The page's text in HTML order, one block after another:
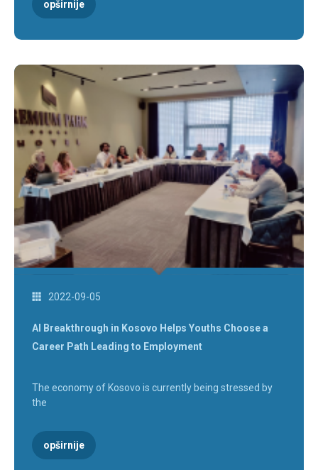
opširnije
2022-09-05
AI Breakthrough in Kosovo Helps Youths Choose a
Career Path Leading to Employment
The economy of Kosovo is currently being stressed by
the
opširnije